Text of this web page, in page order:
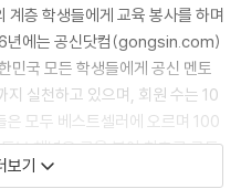
층 학생들에게 교육 봉사를 하며
년에는 공신닷컴(gongsin.com)
민국 모든 학생들에게 공신 멘토
지 실천하고 있으며, 회원 수는 10
은 모두 베스트셀러에 오르며 100
브 채널은 교육 분야 최초로 구독
3억 6000만 회 이상을 기록하
보기